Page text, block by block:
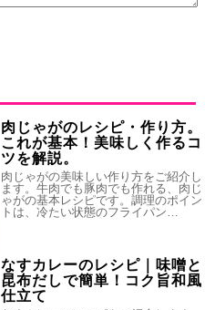
肉じゃがのレシピ・作り方。
これが基本！美味しく作るコ
ツを解説。
肉じゃがの美味しい作り方をご紹介し
ます。牛肉でも豚肉でも作れる、肉じ
ゃがの基本レシピです。調理のポイン
トは、冷たい状態のフライパン…
なすカレーのレシピ｜味噌と
昆布だしで簡単！コク旨和風
仕立て